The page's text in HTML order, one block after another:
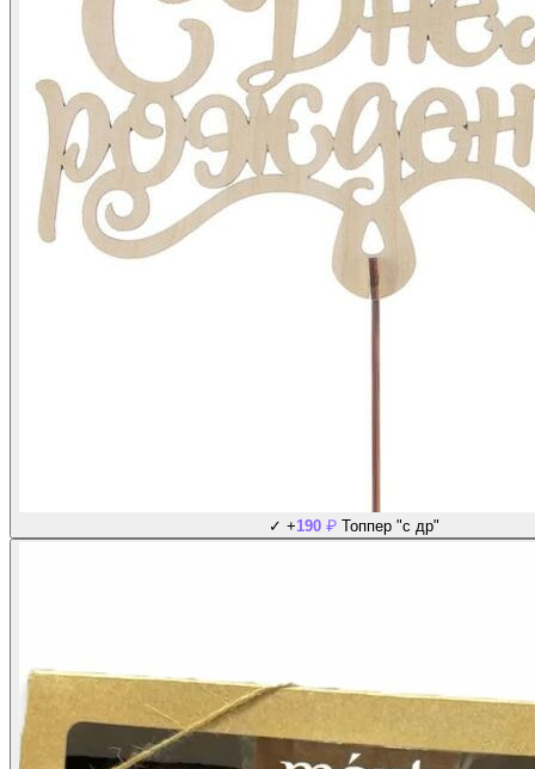
✓ +190 ₽ Топпер "с др"